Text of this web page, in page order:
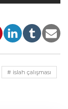
# islah çalışması